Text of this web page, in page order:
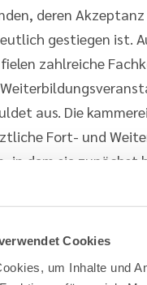
Cookies
um Inhalte und
deren
gestiegen ist.
zahlreiche
aus. Die
Fort- und
in dem sie zunächst
Learning-Anteil in
Curricula bei
Präsenzzeiten auf 40